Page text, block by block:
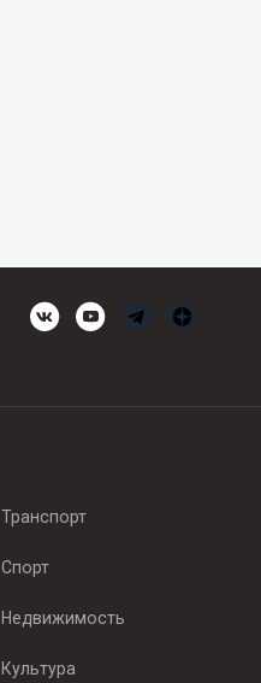
Транспорт
Спорт
Недвижимость
Культура